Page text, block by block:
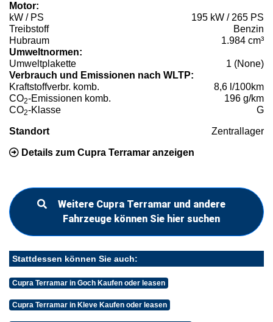
Motor:
kW / PS
195 kW / 265 PS
Treibstoff
Benzin
Hubraum
1.984 cm³
Umweltnormen:
Umweltplakette
1 (None)
Verbrauch und Emissionen nach WLTP:
Kraftstoffverbr. komb.
8,6 l/100km
CO2-Emissionen komb.
196 g/km
CO2-Klasse G
Standort Zentrallager
Details zum Cupra Terramar anzeigen
Weitere Cupra Terramar und andere
Fahrzeuge können Sie hier suchen
Stattdessen können Sie auch:
Cupra Terramar in Goch Kaufen oder leasen
Cupra Terramar in Kleve Kaufen oder leasen